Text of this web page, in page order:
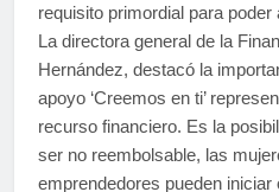
requisito primordial para poder
La directora general de la
Hernández, destacó la
apoyo ‘Creemos en ti’
recurso financiero. Es la
ser no reembolsable, las
emprendedores pueden